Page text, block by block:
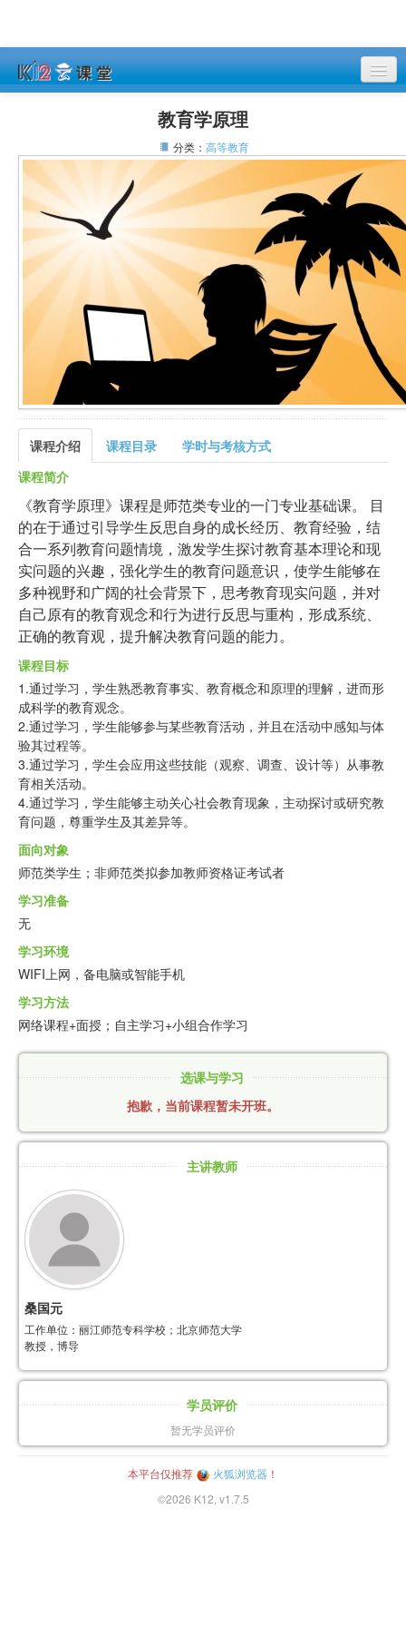
注册
教育学原理
分类： 高等教育
课程介绍 课程目录
学时与考核方式
课程简介
《教育学原理》课程是师范类专业的一门专业基础课。 目
的在于通过引导学生反思自身的成长经历、教育经验，结
合一系列教育问题情境，激发学生探讨教育基本理论和现
实问题的兴趣，强化学生的教育问题意识，使学生能够在
多种视野和广阔的社会背景下，思考教育现实问题，并对
自己原有的教育观念和行为进行反思与重构，形成系统、
正确的教育观，提升解决教育问题的能力。
课程目标
1.通过学习，学生熟悉教育事实、教育概念和原理的理解，进而形
成科学的教育观念。
2.通过学习，学生能够参与某些教育活动，并且在活动中感知与体
验其过程等。
3.通过学习，学生会应用这些技能（观察、调查、设计等）从事教
育相关活动。
4.通过学习，学生能够主动关心社会教育现象，主动探讨或研究教
育问题，尊重学生及其差异等。
面向对象
师范类学生；非师范类拟参加教师资格证考试者
学习准备
无
学习环境
WIFI上网，备电脑或智能手机
学习方法
网络课程+面授；自主学习+小组合作学习
选课与学习
抱歉，当前课程暂未开班。
主讲教师
桑国元
工作单位：丽江师范专科学校；北京师范大学
教授，博导
学员评价
暂无学员评价
本平台仅推荐 火狐浏览器 ！
©2026 K12, v1.7.5